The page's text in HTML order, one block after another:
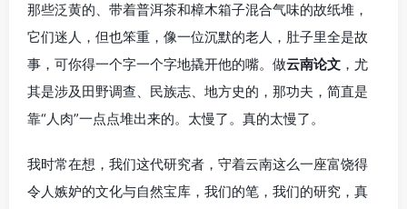
那些泛黄的、带着普洱茶和樟木箱子混合气味的故纸堆，
它们迷人，但也笨重，像一位沉默的老人，肚子里全是故
事，可你得一个字一个字地撬开他的嘴。做云南论文 ，尤
其是涉及田野调查、民族志、地方史的，那功夫，简直是
靠“人肉”一点点堆出来的。太慢了。真的太慢了。
我时常在想，我们这代研究者，守着云南这么一座富饶得
令人嫉妒的文化与自然宝库，我们的笔，我们的研究，真